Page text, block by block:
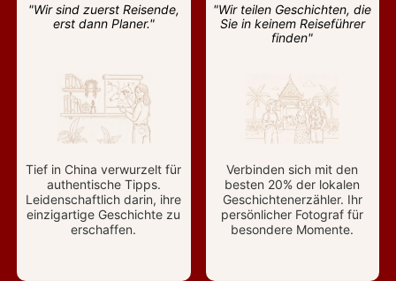
"Wir sind zuerst Reisende,
erst dann Planer."
Tief in China verwurzelt für
authentische Tipps.
Leidenschaftlich darin, ihre
einzigartige Geschichte zu
erschaffen.
"Wir teilen Geschichten, die
Sie in keinem Reiseführer
finden"
Verbinden sich mit den
besten 20% der lokalen
Geschichtenerzähler. Ihr
persönlicher Fotograf für
besondere Momente.